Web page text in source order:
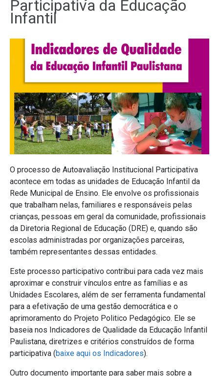
Participativa da Educação
Infantil
O processo de Autoavaliação Institucional Participativa
acontece em todas as unidades de Educação Infantil da
Rede Municipal de Ensino. Ele envolve os profissionais
que trabalham nelas, familiares e responsáveis pelas
crianças, pessoas em geral da comunidade, profissionais
da Diretoria Regional de Educação (DRE) e, quando são
escolas administradas por organizações parceiras,
também representantes dessas entidades.
Este processo participativo contribui para cada vez mais
aproximar e construir vínculos entre as famílias e as
Unidades Escolares, além de ser ferramenta fundamental
para a efetivação de uma gestão democrática e o
aprimoramento do Projeto Politico Pedagógico. Ele se
baseia nos Indicadores de Qualidade da Educação Infantil
Paulistana, diretrizes e critérios construídos de forma
participativa (baixe aqui os Indicadores).
Outro documento importante para saber mais sobre a